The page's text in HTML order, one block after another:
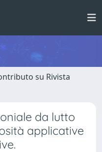
su Rivista
da lutto
applicative